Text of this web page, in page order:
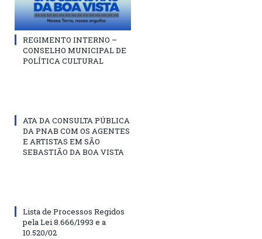
REGIMENTO INTERNO –
CONSELHO MUNICIPAL DE
POLÍTICA CULTURAL
ATA DA CONSULTA PÚBLICA
DA PNAB COM OS AGENTES
E ARTISTAS EM SÃO
SEBASTIÃO DA BOA VISTA
Lista de Processos Regidos
pela Lei 8.666/1993 e a
10.520/02